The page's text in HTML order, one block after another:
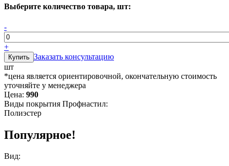
Выберите количество товара, шт:
-
+
Заказать консультацию
шт
*цена является ориентировочной, окончательную стоимость
уточняйте у менеджера
Цена: 990
Виды покрытия Профнастил:
Полиэстер
Популярное!
Вид: